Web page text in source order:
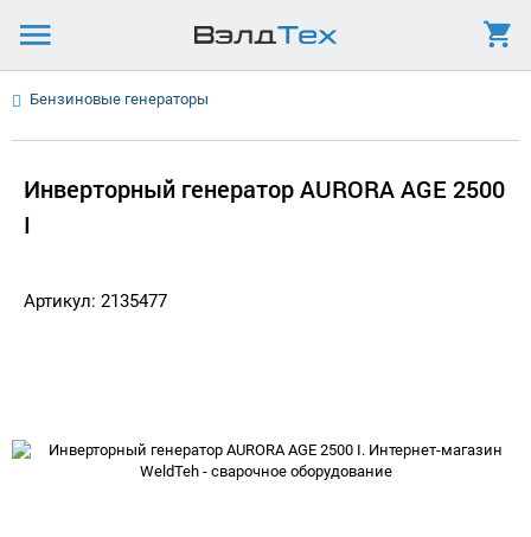
Бензиновые генераторы
Инверторный генератор AURORA AGE 2500
І
Артикул: 2135477